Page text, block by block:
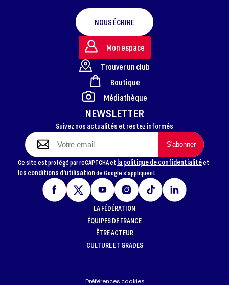
FOOTER
NOUS ÉCRIRE
NEWSLETTER
Suivez nos actualités et restez informés
Ce site est protégé par reCAPTCHA et la politique de confidentialitéet
les conditions d'utilisationde Google s'appliquent.
Mon espace
Trouver un club
Boutique
Médiathèque
LA FÉDÉRATION
ÉQUIPES DE FRANCE
ÊTRE ACTEUR
CULTURE ET GRADES
Préférences cookies